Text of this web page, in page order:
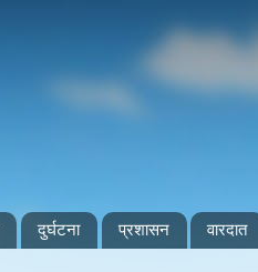
दुर्घटना प्रशासन वारदात